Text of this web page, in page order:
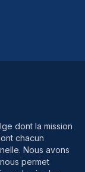
dont la mission
chacun
Nous avons
permet